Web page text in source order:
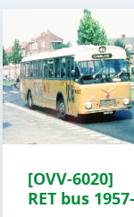
[OVV-6020]
RET bus